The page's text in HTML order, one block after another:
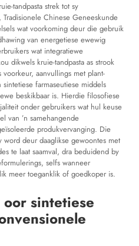
tandpasta strek tot sy
Chinese Geneeskunde
wat voorkoming deur die gebruik
van energetiese ewewig
wat integratiewe
dikwels kruie-tandpasta as strook
aanvullings met plant-
farmaseutiese middels
beskikbaar is. Hierdie filosofiese
onder gebruikers wat hul keuse
van ’n samehangende
produkvervanging. Die
deur daaglikse gewoontes met
te laat saamval, dra beduidend by
selfs wanneer
meer toeganklik of goedkoper is.
sintetiese